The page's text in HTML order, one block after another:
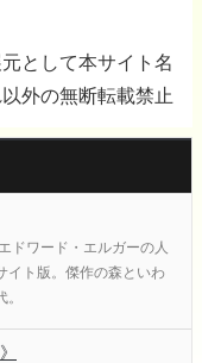
として本サイト名
外の無断転載禁止
ドワード・エルガーの人
イト版。傑作の森といわ